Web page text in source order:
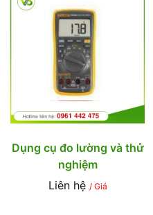
Dụng cụ đo lường và thử
nghiệm
Liên hệ / Giá